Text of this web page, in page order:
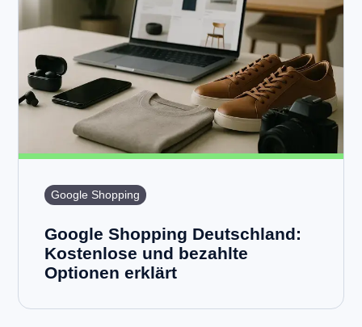
Google Shopping
Google Shopping Deutschland:
Kostenlose und bezahlte
Optionen erklärt